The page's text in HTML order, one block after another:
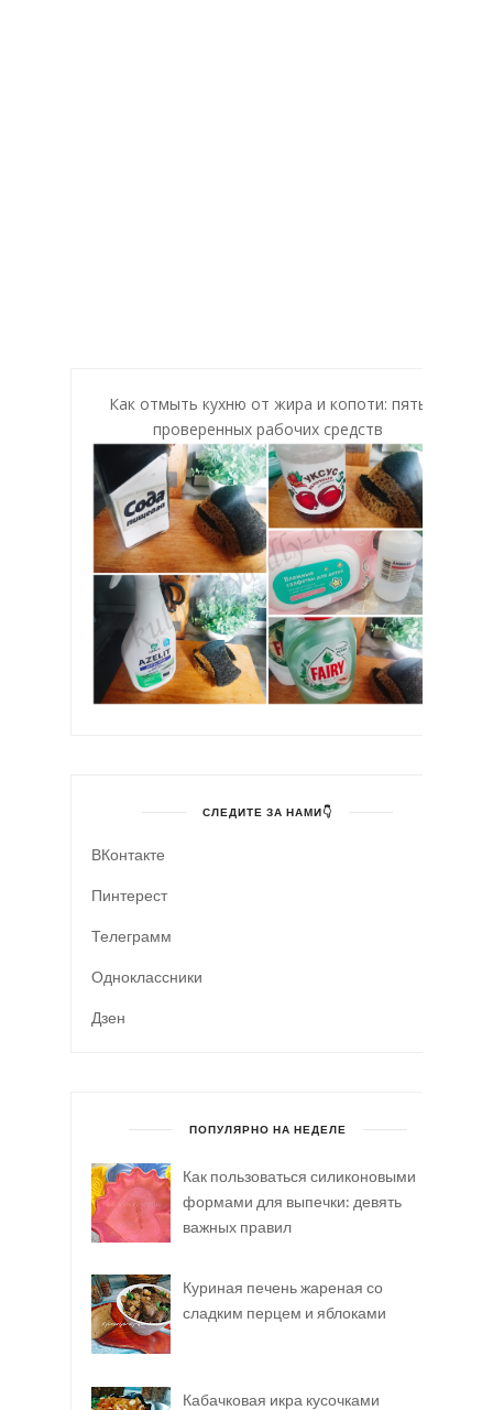
Как отмыть кухню от жира и копоти: пять
проверенных рабочих средств
СЛЕДИТЕ ЗА НАМИ👇
ВКонтакте
Пинтерест
Телеграмм
Одноклассники
Дзен
ПОПУЛЯРНО НА НЕДЕЛЕ
Как пользоваться силиконовыми
формами для выпечки: девять
важных правил
Куриная печень жареная со
сладким перцем и яблоками
Кабачковая икра кусочками